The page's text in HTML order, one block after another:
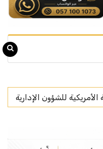
للشؤون الإدارية